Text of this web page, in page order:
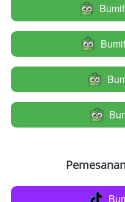
`
`
`
`
`